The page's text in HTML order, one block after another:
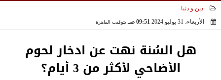
دين و دنيا
الأربعاء، 31 يوليو 2024
09:51 صـ بتوقيت القاهرة
هل السُنة نهت عن ادخار لحوم
الأضاحي لأكثر من 3 أيام؟